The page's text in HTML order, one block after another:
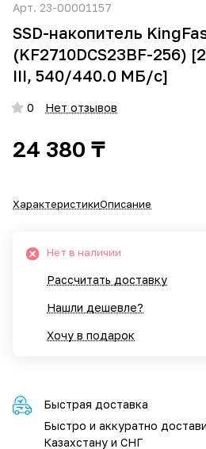
Арт. 23-00001157
SSD-накопитель
(KF2710DCS23BF-256)
III, 540/440.0 МБ/с]
0 Нет отзывов
24 380 ₸
ХарактеристикиОписание
Нет в наличии
Рассчитать доставку
Нашли дешевле?
Хочу в подарок
Быстрая доставка
Быстро и аккуратно
Казахстану и СНГ